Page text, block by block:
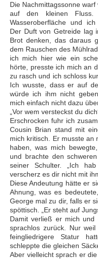
Die Nachmittagssonne
auf den kleinen
Wasseroberfläche und
Der Duft von Getreide lag
Brot denken, das daraus
dem Rauschen des
ich mich hier wie ein
hörte, presste ich mich an
zu rasch und ich schloss
Ich wusste, dass er auf
würde ich ihm nicht
mich einfach nicht dazu
„Vor wem versteckst du
Erschrocken fuhr ich
Cousin Brian stand mit
mich kritisch. Er musste an
haben, was mich
und brachte den
seiner Schulter. „Ich
verscherz es dir nicht mit
Diese Andeutung hätte er
Ahnung, was es
George mal zu dir, falls er
spöttisch. „Er steht auf
Damit verließ er mich
sprachlos zurück. Nur
feingliedrigere Statur
schleppte die gleichen
Aber vielleicht sprach er